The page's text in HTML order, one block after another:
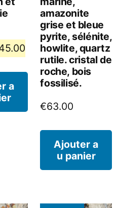
:
Le
prix
actuel
est :
a
amazonite
grise et bleue
pyrite, sélénite,
howlite, quartz
rutile. cristal de
roche, bois
fossilisé.
€63.00
Ajouter a
u panier